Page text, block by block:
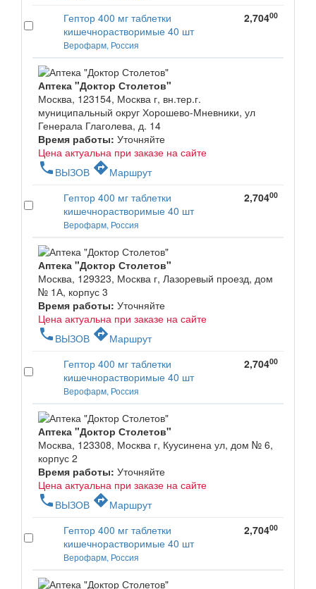
Гептор 400 мг таблетки
кишечнорастворимые 40 шт
Верофарм, Россия
2,70400
Аптека "Доктор Столетов"
Москва, 123154, Москва г, вн.тер.г.
муниципальный округ Хорошево-Мневники, ул
Генерала Глаголева, д. 14
Время работы: Уточняйте
Цена актуальна при заказе на сайте
phone ВЫЗОВ directionsМаршрут
Гептор 400 мг таблетки
кишечнорастворимые 40 шт
Верофарм, Россия
2,70400
Аптека "Доктор Столетов"
Москва, 129323, Москва г, Лазоревый проезд, дом
№ 1А, корпус 3
Время работы: Уточняйте
Цена актуальна при заказе на сайте
phone ВЫЗОВ directionsМаршрут
Гептор 400 мг таблетки
кишечнорастворимые 40 шт
Верофарм, Россия
2,70400
Аптека "Доктор Столетов"
Москва, 123308, Москва г, Куусинена ул, дом № 6,
корпус 2
Время работы: Уточняйте
Цена актуальна при заказе на сайте
phone ВЫЗОВ directionsМаршрут
Гептор 400 мг таблетки
кишечнорастворимые 40 шт
Верофарм, Россия
2,70400